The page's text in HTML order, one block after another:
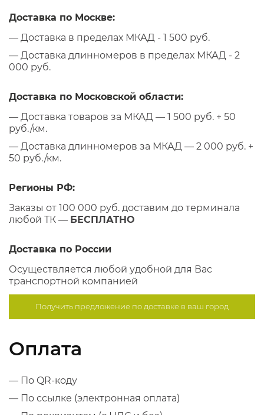
Доставка по Москве:
— Доставка в пределах МКАД - 1 500 руб.
— Доставка длинномеров в пределах МКАД - 2
000 руб.
Доставка по Московской области:
— Доставка товаров за МКАД — 1 500 руб. + 50
руб./км.
— Доставка длинномеров за МКАД — 2 000 руб. +
50 руб./км.
Регионы РФ:
Заказы от 100 000 руб. доставим до терминала
любой ТК — БЕСПЛАТНО
Доставка по России
Осуществляется любой удобной для Вас
транспортной компанией
Получить предложение подоставке в ваш город
Оплата
— По QR-коду
— По ссылке (электронная оплата)